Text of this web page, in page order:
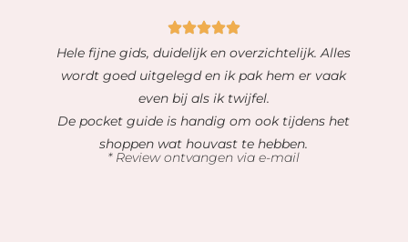
Hele fijne gids, duidelijk en overzichtelijk. Alles
wordt goed uitgelegd en ik pak hem er vaak
even bij als ik twijfel.
De pocket guide is handig om ook tijdens het
shoppen wat houvast te hebben.
* Review ontvangen via e-mail